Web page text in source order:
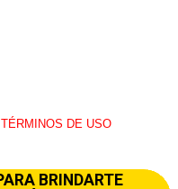
TÉRMINOS DE USO